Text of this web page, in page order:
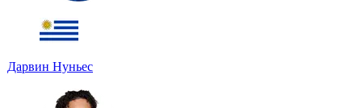
Дарвин Нуньес